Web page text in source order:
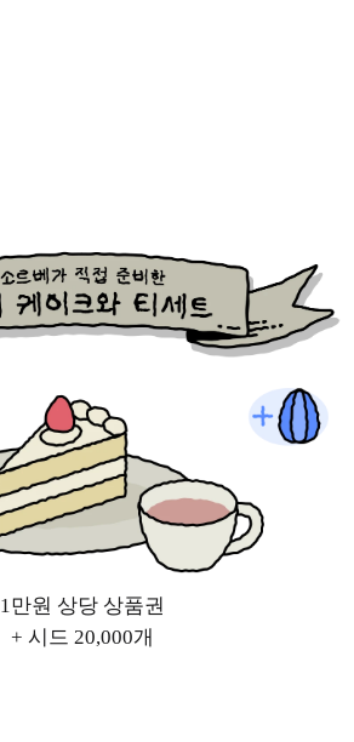
1만원 상당 상품권
+ 시드 20,000개